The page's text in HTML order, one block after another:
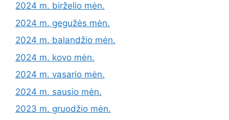
2024 m. birželio mėn.
2024 m. gegužės mėn.
2024 m. balandžio mėn.
2024 m. kovo mėn.
2024 m. vasario mėn.
2024 m. sausio mėn.
2023 m. gruodžio mėn.